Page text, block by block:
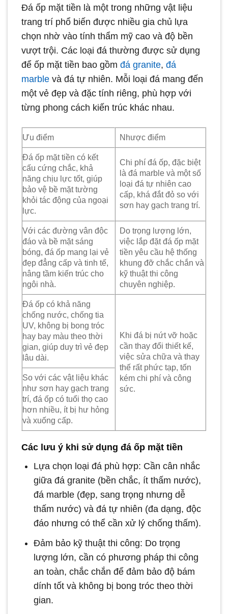
Đá ốp mặt tiền là một trong những vật liệu
trang trí phổ biến được nhiều gia chủ lựa
chọn nhờ vào tính thẩm mỹ cao và độ bền
vượt trội. Các loại đá thường được sử dụng
để ốp mặt tiền bao gồmđá granite,đá
marble và đá tự nhiên. Mỗi loại đá mang đến
một vẻ đẹp và đặc tính riêng, phù hợp với
từng phong cách kiến trúc khác nhau.
Ưu điểm Nhược điểm
Đá ốp mặt tiền có kết
cấu cứng chắc, khả
năng chịu lực tốt, giúp
bảo vệ bề mặt tường
khỏi tác động của ngoại
lực.
Chi phí đá ốp, đặc biệt
là đá marble và một số
loại đá tự nhiên cao
cấp, khá đắt đỏ so với
sơn hay gạch trang trí.
Với các đường vân độc
đáo và bề mặt sáng
bóng, đá ốp mang lại vẻ
đẹp đẳng cấp và tinh tế,
nâng tầm kiến trúc cho
ngôi nhà.
Do trọng lượng lớn,
việc lắp đặt đá ốp mặt
tiền yêu cầu hệ thống
khung đỡ chắc chắn và
kỹ thuật thi công
chuyên nghiệp.
Đá ốp có khả năng
chống nước, chống tia
UV, không bị bong tróc
hay bay màu theo thời
gian, giúp duy trì vẻ đẹp
lâu dài.
Khi đá bị nứt vỡ hoặc
cần thay đổi thiết kế,
việc sửa chữa và thay
thế rất phức tạp, tốn
kém chi phí và công
sức.
So với các vật liệu khác
như sơn hay gạch trang
trí, đá ốp có tuổi thọ cao
hơn nhiều, ít bị hư hỏng
và xuống cấp.
Các lưu ý khi sử dụng đá ốp mặt tiền
Lựa chọn loại đá phù hợp: Cần cân nhắc
giữa đá granite (bền chắc, ít thấm nước),
đá marble (đẹp, sang trọng nhưng dễ
thấm nước) và đá tự nhiên (đa dạng, độc
đáo nhưng có thể cần xử lý chống thấm).
Đảm bảo kỹ thuật thi công: Do trọng
lượng lớn, cần có phương pháp thi công
an toàn, chắc chắn để đảm bảo độ bám
dính tốt và không bị bong tróc theo thời
gian.